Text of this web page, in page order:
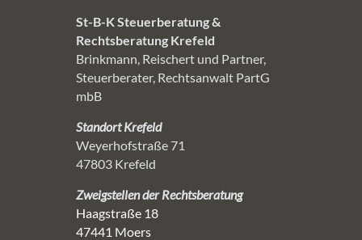
St-B-K Steuerberatung &
Rechtsberatung Krefeld
Brinkmann, Reischert und Partner,
Steuerberater, Rechtsanwalt PartG
mbB
Standort Krefeld
Weyerhofstraße 71
47803 Krefeld
Zweigstellen der Rechtsberatung
Haagstraße 18
47441 Moers